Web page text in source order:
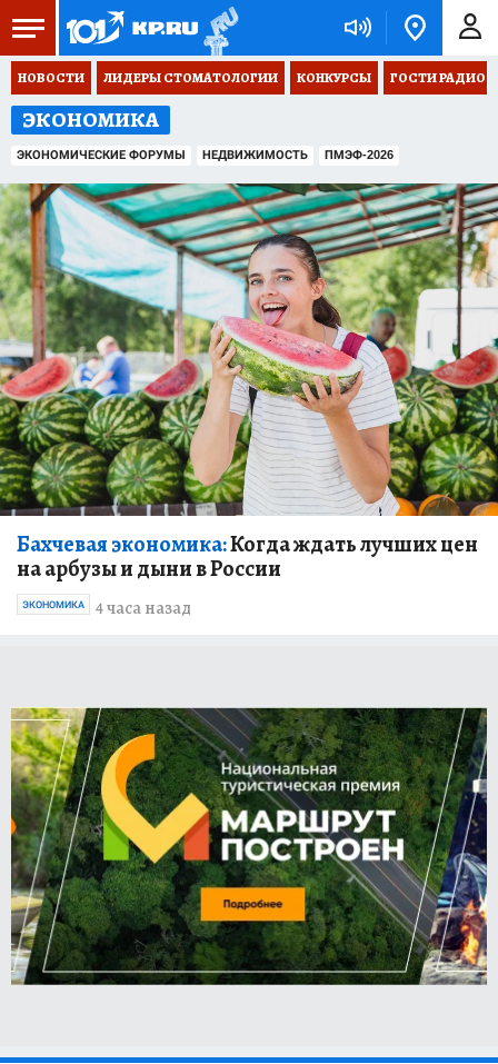
НОВОСТИ ЛИДЕРЫ СТОМАТОЛОГИИ КОНКУРСЫ ГОСТИ РАДИО
ЭКОНОМИКА
ЭКОНОМИЧЕСКИЕ ФОРУМЫ НЕДВИЖИМОСТЬ ПМЭФ-2026
Бахчевая экономика:Когда ждать лучших цен
на арбузы и дыни в России
4 часа назад
ЭКОНОМИКА